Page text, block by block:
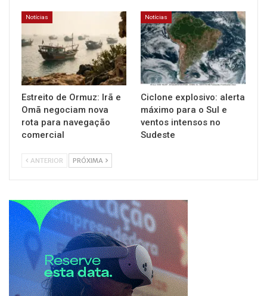
Notícias
Estreito de Ormuz: Irã e
Omã negociam nova
rota para navegação
comercial
Notícias
Ciclone explosivo: alerta
máximo para o Sul e
ventos intensos no
Sudeste
ANTERIOR PRÓXIMA